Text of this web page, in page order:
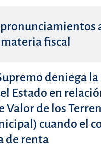
fiscal
deniega
Estado en
Valor de los
cuando el
de renta